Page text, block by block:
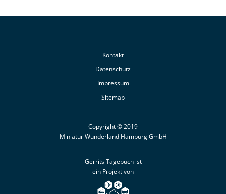
Kontakt
Datenschutz
Impressum
Sitemap
Copyright © 2019
Miniatur Wunderland Hamburg GmbH
Gerrits Tagebuch ist
ein Projekt von